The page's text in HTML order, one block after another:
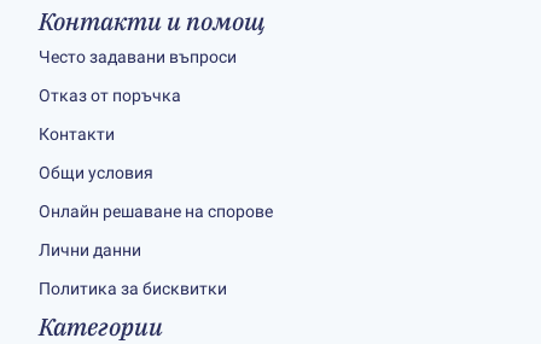
Контакти и помощ
Често задавани въпроси
Отказ от поръчка
Контакти
Общи условия
Онлайн решаване на спорове
Лични данни
Политика за бисквитки
Категории